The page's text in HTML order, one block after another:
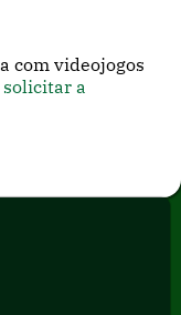
com videojogos
solicitar a